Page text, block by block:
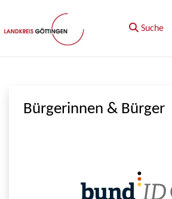
Zum Hauptinhalt springen
Suche
Bürgerinnen & Bürger